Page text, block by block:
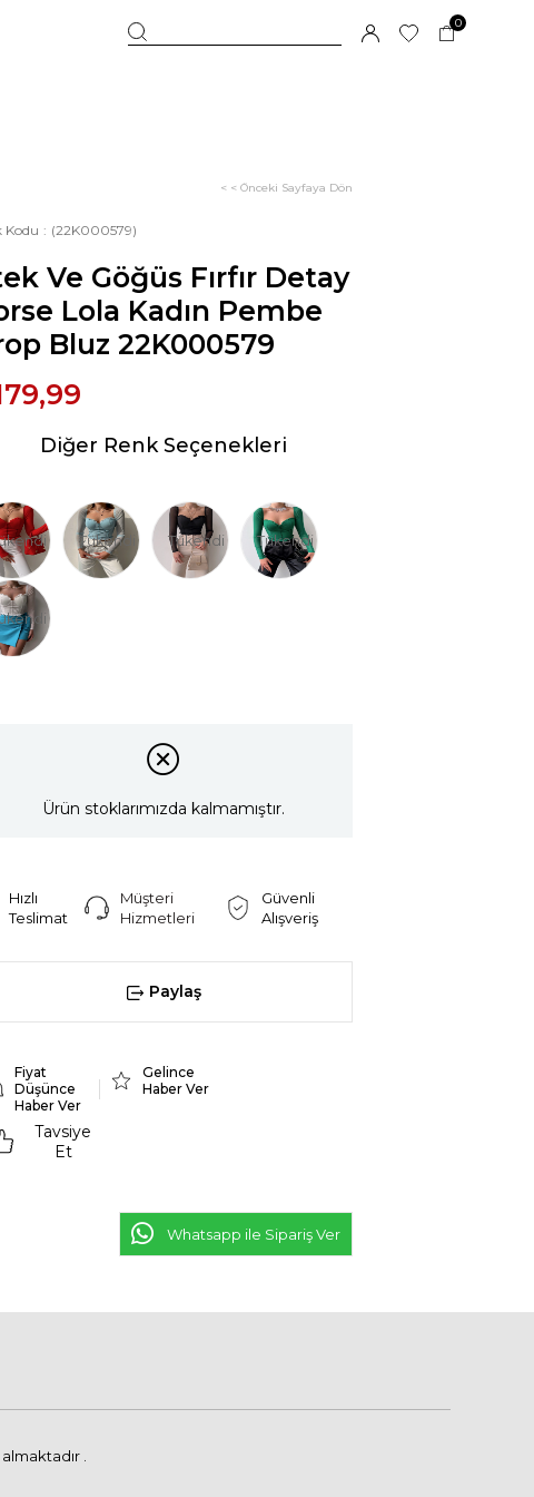
0
< < Önceki Sayfaya Dön
Kodu (22K000579)
Ve Göğüs Fırfır Detay
Lola Kadın Pembe
Bluz 22K000579
Diğer Renk Seçenekleri
Tükendi Tükendi Tükendi
Ürün stoklarımızda kalmamıştır.
Hızlı
Teslimat
Müşteri
Hizmetleri
Güvenli
Alışveriş
Paylaş
Fiyat
Düşünce
Haber Ver
Gelince
Haber Ver
Tavsiye
Et
Whatsapp ile Sipariş Ver
.